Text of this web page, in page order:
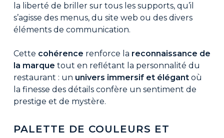
la liberté de briller sur tous les supports, qu’il
s’agisse des menus, du site web ou des divers
éléments de communication.
Cette cohérence renforce la reconnaissance de
la marque tout en reflétant la personnalité du
restaurant : un univers immersif et élégantoù
la finesse des détails confère un sentiment de
prestige et de mystère.
PALETTE DE COULEURS ET